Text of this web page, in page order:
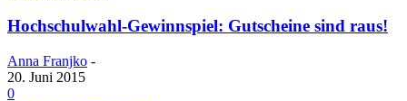
Hochschulwahl-Gewinnspiel: Gutscheine sind raus!
Anna Franjko -
20. Juni 2015
0